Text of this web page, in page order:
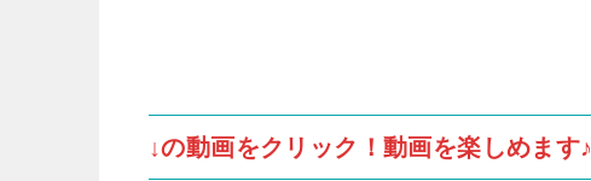
↓の動画をクリック！動画を楽しめます♪